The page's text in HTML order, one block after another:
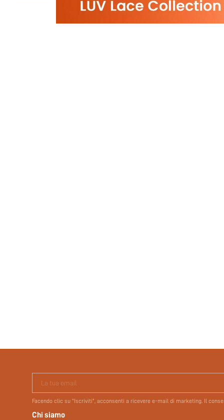
La tua email
Facendo clic su "Iscriviti", acconsenti a ricevere e-mail di marketing. Il
Chi siamo